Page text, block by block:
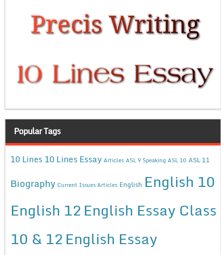
Popular Tags
10 Lines 10 Lines Essay Articles ASL 9 Speaking ASL 10 ASL 11
Biography Current Issues Articles English English 10
English 12English Essay Class
10 & 12English Essay